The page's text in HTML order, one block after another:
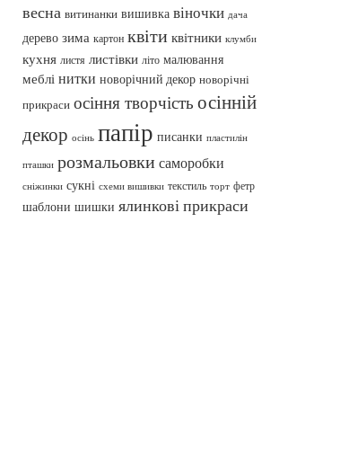
весна витинанки вишивка віночки дача
дерево зима картон квіти квітники клумби
кухня листя листівки літо малювання
меблі нитки новорічний декор новорічні
прикраси осіння творчість осінній
декор осінь папір писанки пластилін
пташки розмальовки саморобки
сніжинки сукні схеми вишивки текстиль торт фетр
шаблони шишки ялинкові прикраси